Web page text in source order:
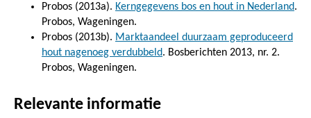
Probos (2013a). Kerngegevens bos en hout in Nederland.
Probos, Wageningen.
Probos (2013b). Marktaandeel duurzaam geproduceerd
hout nagenoeg verdubbeld. Bosberichten 2013, nr. 2.
Probos, Wageningen.
Relevante informatie